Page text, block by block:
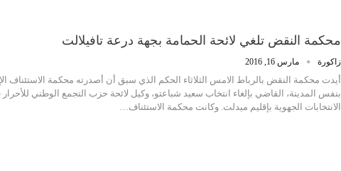
محكمة النقض تلغي لائحة الحمامة بجهة درعة تافيلالت
زاكورة مارس 16, 2016
أيدت محكمة النقض بالرباط الامس الثلاثاء الحكم الذي سبق أن أصدرته محكمة الاستئناف
بنفس المدينة، القاضي بإلغاء انتخاب سعيد شباعتو، وكيل لائحة حزب التجمع الوطني
الانتخابات الجهوية بإقليم ميدلت. وكانت محكمة الاستئناف…